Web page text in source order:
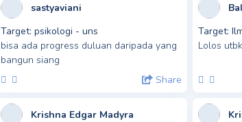
sastyaviani
Target: psikologi - uns
bisa ada progress duluan daripada yang
bangun siang
Share
Krishna Edgar Madyra
Target:
Lolos utbk